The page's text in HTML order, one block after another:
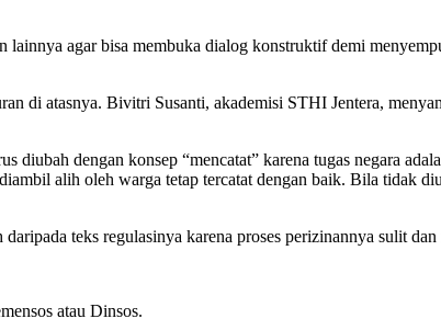
agar bisa membuka dialog konstruktif demi
di atasnya. Bivitri Susanti, akademisi STHI Jentera,
dengan konsep “mencatat” karena tugas negara
alih oleh warga tetap tercatat dengan baik. Bila tidak
teks regulasinya karena proses perizinannya sulit
atau Dinsos.